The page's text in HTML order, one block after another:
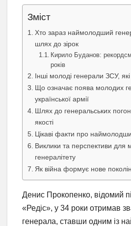
Зміст
Хто зараз наймолодший
шлях до зірок
Кирило Буданов:
років
Інші молоді генерали ЗСУ, які
Що означає поява молодих
української армії
Шлях до генеральських
якості
Цікаві факти про
Виклики та перспективи для
генералітету
Як війна формує нове
Денис Прокопенко, відомий
«Редіс», у 34 роки отримав
генерала, ставши одним із